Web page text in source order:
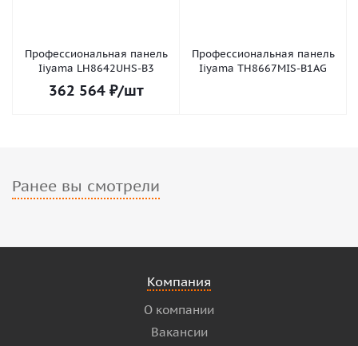
Профессиональная панель
Iiyama LH8642UHS-B3
362 564₽/шт
Профессиональная панель
Iiyama TH8667MIS-B1AG
Ранее вы смотрели
Компания
О компании
Вакансии